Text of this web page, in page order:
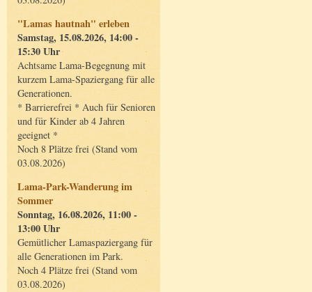
"Lamas hautnah" erleben
Samstag, 15.08.2026, 14:00 -
15:30 Uhr
Achtsame Lama-Begegnung mit
kurzem Lama-Spaziergang für alle
Generationen.
* Barrierefrei * Auch für Senioren
und für Kinder ab 4 Jahren
geeignet *
Noch 8 Plätze frei (Stand vom
03.08.2026)
Lama-Park-Wanderung im
Sommer
Sonntag, 16.08.2026, 11:00 -
13:00 Uhr
Gemütlicher Lamaspaziergang für
alle Generationen im Park.
Noch 4 Plätze frei (Stand vom
03.08.2026)